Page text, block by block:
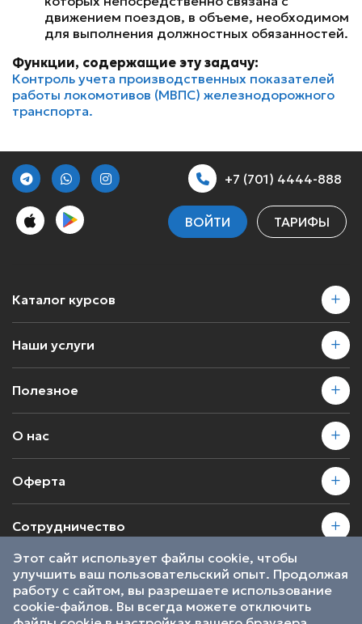
движением поездов, в объеме, необходимом
для выполнения должностных обязанностей.
Функции, содержащие эту задачу:
Контроль учета производственных показателей
работы локомотивов (МВПС) железнодорожного
транспорта.
+7 (701) 4444-888
ВОЙТИ ТАРИФЫ
Каталог курсов
Наши услуги
Полезное
О нас
Оферта
Сотрудничество
2026 © SkillsProof | Все права защищены
Пользовательское соглашение
Являемся участниками
Этот сайт использует файлы cookie, чтобы
улучшить ваш пользовательский опыт. Продолжая
работу с сайтом, вы разрешаете использование
cookie-файлов. Вы всегда можете отключить